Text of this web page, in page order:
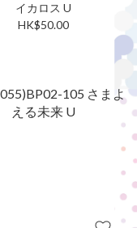
イカロス U
HK$50.00